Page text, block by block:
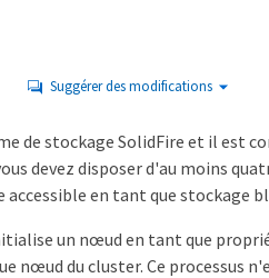
Suggérer des modifications
de stockage SolidFire et il est
devez disposer d'au moins
en tant que stockage
un nœud en tant que
nœud du cluster. Ce processus